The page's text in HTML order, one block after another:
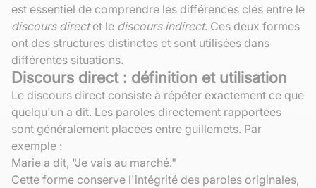
est essentiel de comprendre les différences clés entre le
discours directet le discours indirect. Ces deux formes
ont des structures distinctes et sont utilisées dans
différentes situations.
Discours direct : définition et utilisation
Le discours direct consiste à répéter exactement ce que
quelqu'un a dit. Les paroles directement rapportées
sont généralement placées entre guillemets. Par
exemple :
Marie a dit, "Je vais au marché."
Cette forme conserve l'intégrité des paroles originales,